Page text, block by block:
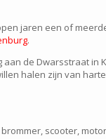
jaren een of
.
de Dwarsstraat in
halen zijn van
scooter,